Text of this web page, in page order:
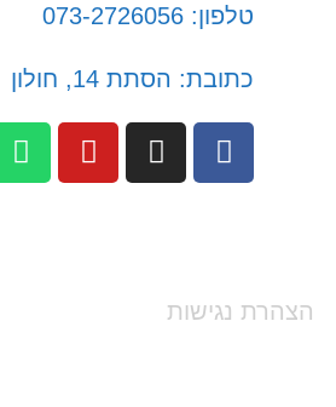
טלפון: 073-2726056
כתובת: הסתת 14, חולון
הצהרת נגישות